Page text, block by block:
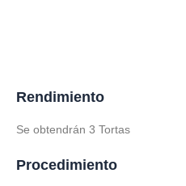
Rendimiento
Se obtendrán 3 Tortas
Procedimiento